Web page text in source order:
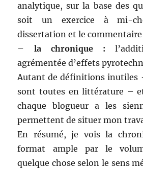
analytique, sur la base des
soit un exercice à mi-
dissertation et le
– la chronique :
agrémentée d’effets
Autant de définitions inutiles
sont toutes en littérature –
chaque blogueur a les
permettent de situer mon
En résumé, je vois la
format ample par le
quelque chose selon le sens